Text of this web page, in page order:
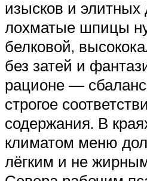
изысков и элитных
лохматые шпицы
белковой,
без затей и
рационе —
строгое
содержания. В
климатом меню
лёгким и не